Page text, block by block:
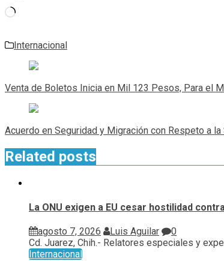
Cargando...
Internacional
Navegación
de
entradas
Venta de Boletos Inicia en Mil 123 Pesos, Para el
Acuerdo en Seguridad y Migración con Respeto a
Related posts
La ONU exigen a EU cesar hostilidad
agosto 7, 2026 Luis Aguilar
0
Cd. Juarez, Chih.- Relatores especiales y
Internacional